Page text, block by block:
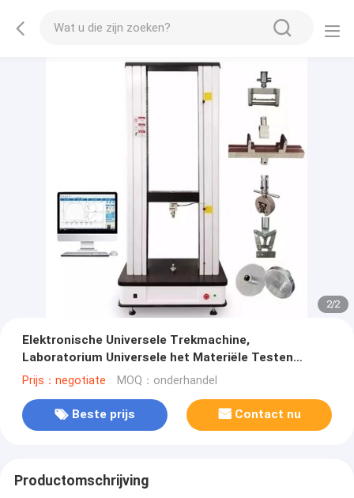
2/2
Elektronische Universele Trekmachine,
Laboratorium Universele het Materiële Testen
Machine
Prijs：negotiate MOQ：onderhandel
Beste prijs Contact nu
Productomschrijving